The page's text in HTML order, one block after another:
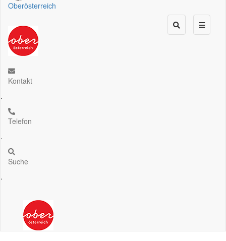
Oberösterreich
Kontakt
.
Telefon
.
Suche
.